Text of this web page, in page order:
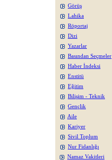
Görüş
Lahika
Röportaj
Dizi
Yazarlar
Basından Seçmeler
Haber İndeksi
Enstitü
Eğitim
Bilişim - Teknik
Gençlik
Aile
Kariyer
Sivil Toplum
Nur Fidanlığı
Namaz Vakitleri